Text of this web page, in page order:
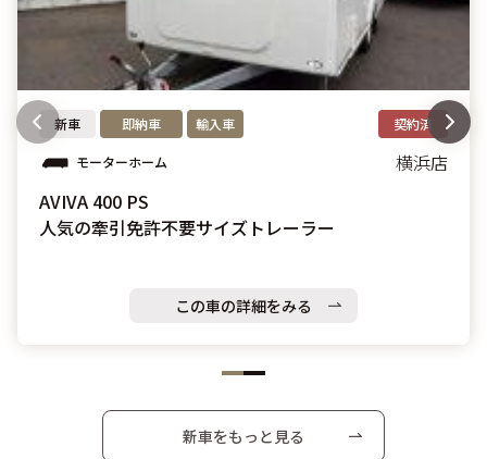
新車 即納車 輸入車 契約済
モーターホーム
横浜店
AVIVA 400 PS
人気の牽引免許不要サイズトレーラー
この車の詳細をみる
新車をもっと見る